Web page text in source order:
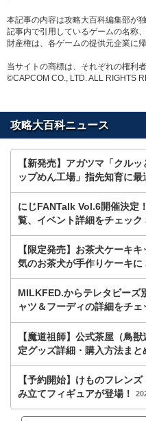
本記事の内容は攻略大百科編集部が
記事内で引用しているゲームの名称
財産権は、各ゲームの提供元企業に帰
当サイトの商標は、それぞれの権利
©CAPCOM CO., LTD. ALL RIGHTS
攻略大百科ニュース
【新発売】アガツマ「クル
ップめん工場」指先知育に最
にじFANTalk Vol.6開催決定
覧、イベント詳細をチェック
【限定発売】お茶犬ケーキ
気のお茶犬が手作りケーキに
MILKFED.からテレタビーズ
ャツ＆フーディの詳細をチェ
【魔道祖師】公式茶屋（鳥
定グッズ詳細・購入方法まと
【予約開始】けものフレン
み立てフィギュアが登場！